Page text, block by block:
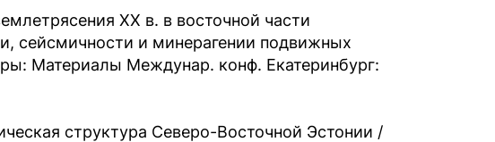
ХХ в. в восточной части
сейсмичности и минерагении подвижных
Материалы Междунар. конф. Екатеринбург:
структура Северо-Восточной Эстонии /